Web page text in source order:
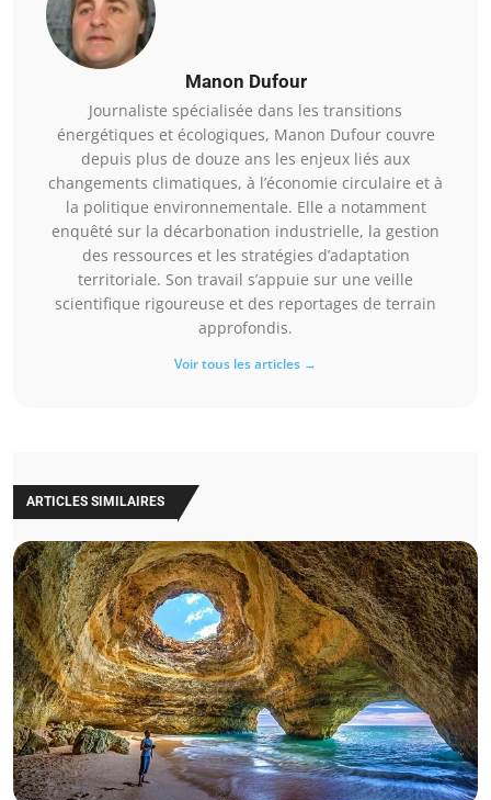
Manon Dufour
Journaliste spécialisée dans les transitions
énergétiques et écologiques, Manon Dufour couvre
depuis plus de douze ans les enjeux liés aux
changements climatiques, à l’économie circulaire et à
la politique environnementale. Elle a notamment
enquêté sur la décarbonation industrielle, la gestion
des ressources et les stratégies d’adaptation
territoriale. Son travail s’appuie sur une veille
scientifique rigoureuse et des reportages de terrain
approfondis.
Voir tous les articles →
ARTICLES SIMILAIRES